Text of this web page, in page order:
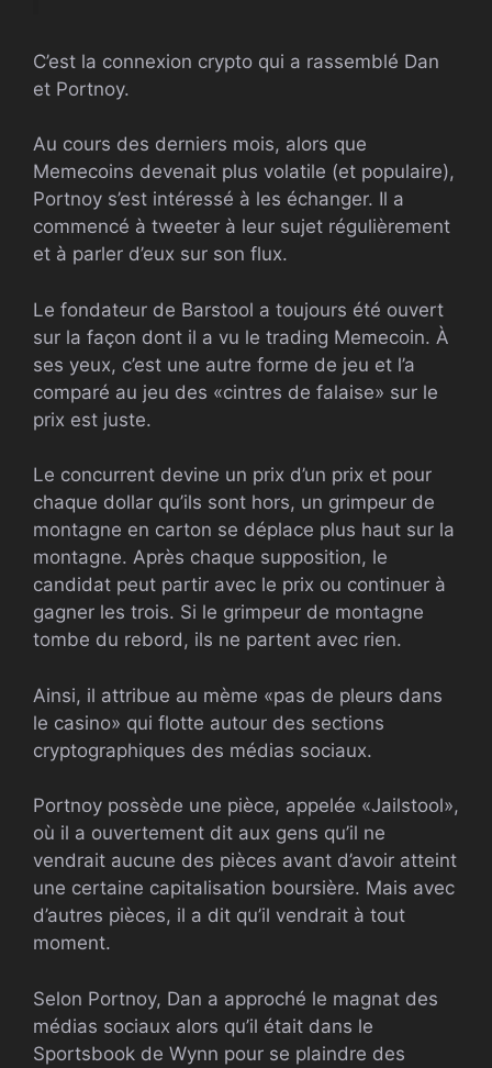
C’est la connexion crypto qui a rassemblé Dan
et Portnoy.
Au cours des derniers mois, alors que
Memecoins devenait plus volatile (et populaire),
Portnoy s’est intéressé à les échanger. Il a
commencé à tweeter à leur sujet régulièrement
et à parler d’eux sur son flux.
Le fondateur de Barstool a toujours été ouvert
sur la façon dont il a vu le trading Memecoin. À
ses yeux, c’est une autre forme de jeu et l’a
comparé au jeu des «cintres de falaise» sur le
prix est juste.
Le concurrent devine un prix d’un prix et pour
chaque dollar qu’ils sont hors, un grimpeur de
montagne en carton se déplace plus haut sur la
montagne. Après chaque supposition, le
candidat peut partir avec le prix ou continuer à
gagner les trois. Si le grimpeur de montagne
tombe du rebord, ils ne partent avec rien.
Ainsi, il attribue au mème «pas de pleurs dans
le casino» qui flotte autour des sections
cryptographiques des médias sociaux.
Portnoy possède une pièce, appelée «Jailstool»,
où il a ouvertement dit aux gens qu’il ne
vendrait aucune des pièces avant d’avoir atteint
une certaine capitalisation boursière. Mais avec
d’autres pièces, il a dit qu’il vendrait à tout
moment.
Selon Portnoy, Dan a approché le magnat des
médias sociaux alors qu’il était dans le
Sportsbook de Wynn pour se plaindre des